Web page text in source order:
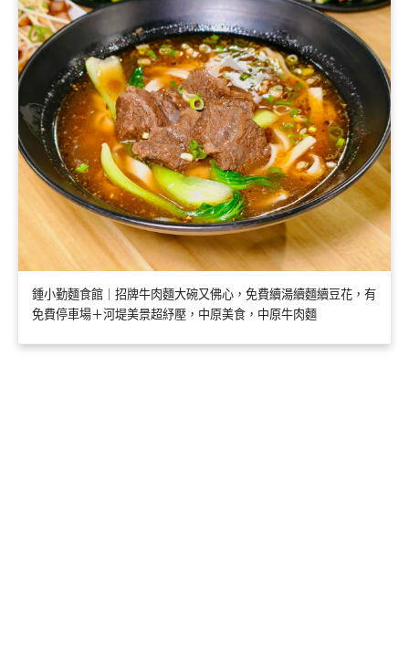
鍾小勤麵食館｜招牌牛肉麵大碗又佛心，免費續湯續麵續豆花，有
免費停車場＋河堤美景超紓壓，中原美食，中原牛肉麵